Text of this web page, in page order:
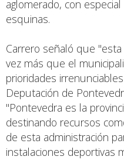
aglomerado, con
esquinas.
Carrero señaló que
vez más que el
prioridades
Deputación de
"Pontevedra es la
destinando recursos
de esta administración
instalaciones deportivas